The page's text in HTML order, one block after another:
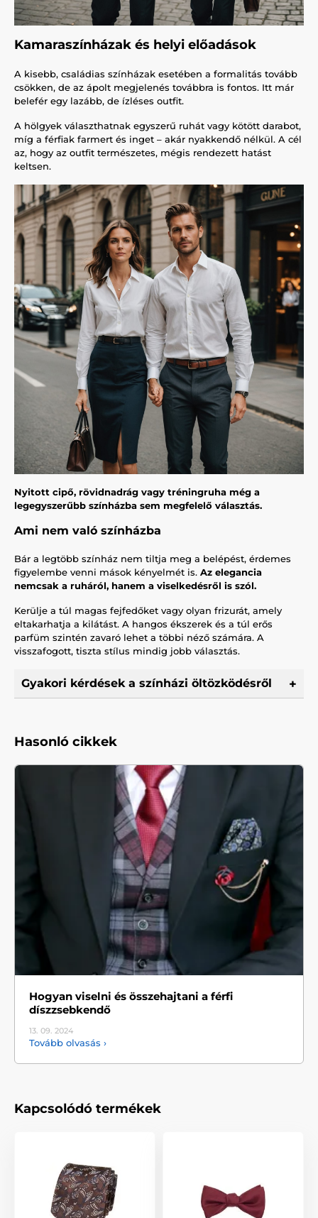
Kamaraszínházak és helyi előadások
A kisebb, családias színházak esetében a formalitás tovább
csökken, de az ápolt megjelenés továbbra is fontos. Itt már
belefér egy lazább, de ízléses outfit.
A hölgyek választhatnak egyszerű ruhát vagy kötött darabot,
míg a férfiak farmert és inget – akár nyakkendő nélkül. A cél
az, hogy az outfit természetes, mégis rendezett hatást
keltsen.
Nyitott cipő, rövidnadrág vagy tréningruha még a
legegyszerűbb színházba sem megfelelő választás.
Ami nem való színházba
Bár a legtöbb színház nem tiltja meg a belépést, érdemes
figyelembe venni mások kényelmét is. Az elegancia
nemcsak a ruháról, hanem a viselkedésről is szól.
Kerülje a túl magas fejfedőket vagy olyan frizurát, amely
eltakarhatja a kilátást. A hangos ékszerek és a túl erős
parfüm szintén zavaró lehet a többi néző számára. A
visszafogott, tiszta stílus mindig jobb választás.
Gyakori kérdések a színházi öltözködésről
Hasonló cikkek
Hogyan viselni és összehajtani a férfi
díszzsebkendő
13. 09. 2024
Tovább olvasás ›
Kapcsolódó termékek